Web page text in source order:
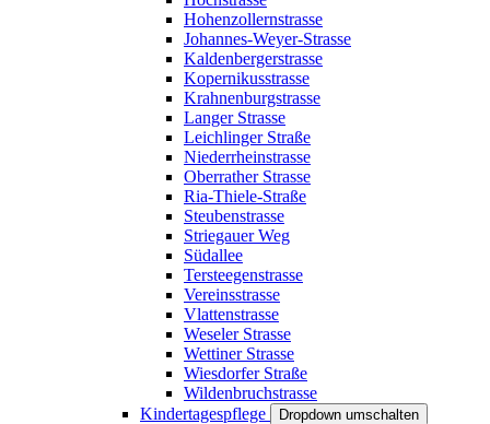
Hohenzollernstrasse
Johannes-Weyer-Strasse
Kaldenbergerstrasse
Kopernikusstrasse
Krahnenburgstrasse
Langer Strasse
Leichlinger Straße
Niederrheinstrasse
Oberrather Strasse
Ria-Thiele-Straße
Steubenstrasse
Striegauer Weg
Südallee
Tersteegenstrasse
Vereinsstrasse
Vlattenstrasse
Weseler Strasse
Wettiner Strasse
Wiesdorfer Straße
Wildenbruchstrasse
Kindertagespflege
Dropdown umschalten